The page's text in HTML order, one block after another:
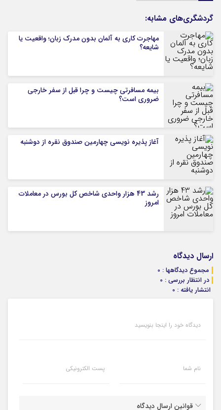
گردشگری‌های مشابه:
مهاجرت کاری به آلمان بدون مدرک زبان؛ واقعیت یا
شایعه؟
بیمه مسافرتی چیست و چرا قبل از سفر خارجی
ضروری است؟
آغاز پذیره نویسی چهارمین صندوق نقره از دوشنبه
رشد 43 هزار واحدی شاخص کل بورس در معاملات
امروز
ارسال دیدگاه
مجموع دیدگاهها : 0
در انتظار بررسی : 0
انتشار یافته : 0
دیدگاه خود را اینجا بنویسید
نام شما پست الکترونیکی
قوانین ارسال دیدگاه